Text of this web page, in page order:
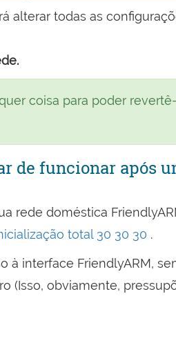
alterar todas as
coisa para poder
de funcionar após
rede doméstica
total 30 30 30 .
à interface FriendlyARM,
(Isso, obviamente,